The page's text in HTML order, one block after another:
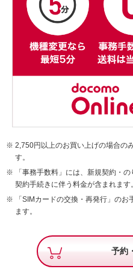
2,750円以上のお買い上げの場合の
す。
「事務手数料」には、新規契約・
契約手続きに伴う料金が含まれます。
「SIMカードの交換・再発行」の
ます。
予約